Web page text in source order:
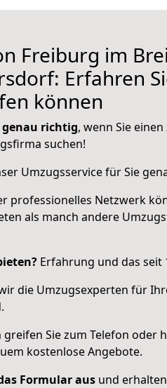
Freiburg im
Erfahren
können
genau richtig, wenn Sie
suchen!
Umzugsservice für Sie
professionelles Netzwerk
als manch andere
Erfahrung und das seit
die Umzugsexperten für
greifen Sie zum Telefon oder
kostenlose Angebote.
Formular aus und